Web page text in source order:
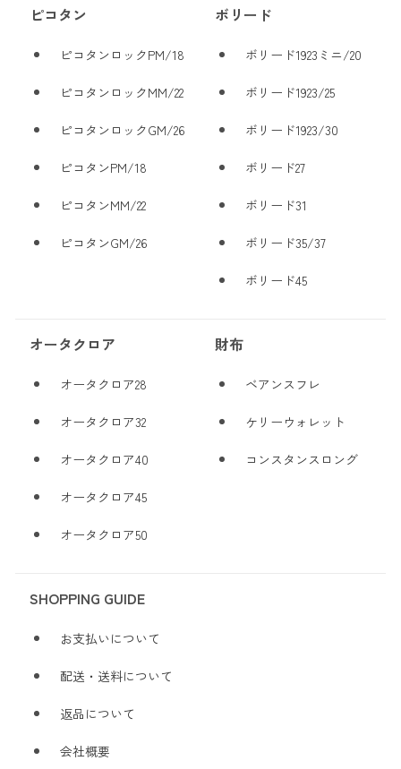
ピコタン
ピコタンロックPM/18
ピコタンロックMM/22
ピコタンロックGM/26
ピコタンPM/18
ピコタンMM/22
ピコタンGM/26
ボリード
ボリード1923ミニ/20
ボリード1923/25
ボリード1923/30
ボリード27
ボリード31
ボリード35/37
ボリード45
オータクロア
オータクロア28
オータクロア32
オータクロア40
オータクロア45
オータクロア50
財布
ベアンスフレ
ケリーウォレット
コンスタンスロング
SHOPPING GUIDE
お支払いについて
配送・送料について
返品について
会社概要